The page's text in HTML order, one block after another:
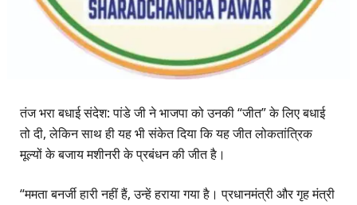
तंज भरा बधाई संदेश: पांडे जी ने भाजपा को उनकी “जीत” के लिए बधाई
तो दी, लेकिन साथ ही यह भी संकेत दिया कि यह जीत लोकतांत्रिक
मूल्यों के बजाय मशीनरी के प्रबंधन की जीत है।
“ममता बनर्जी हारी नहीं हैं, उन्हें हराया गया है। प्रधानमंत्री और गृह मंत्री